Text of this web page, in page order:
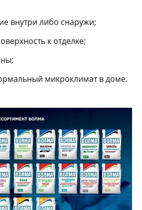
внутри либо снаружи;
к отделке;
микроклимат в доме.